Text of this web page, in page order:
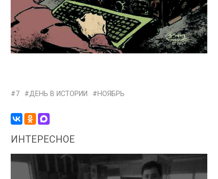
7 ДЕНЬ В ИСТОРИИ НОЯБРЬ
ИНТЕРЕСНОЕ